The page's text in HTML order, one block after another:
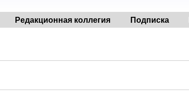
Редакционная коллегия Подписка